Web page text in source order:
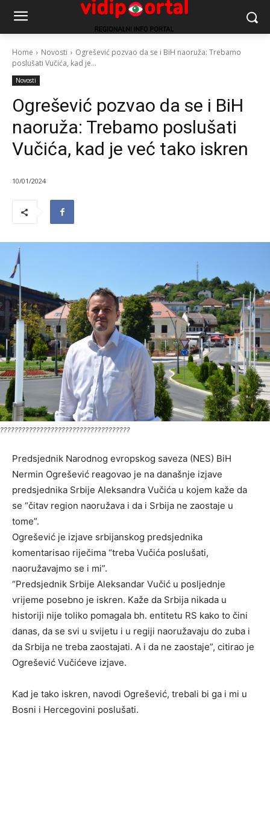
Home Novosti
Ogrešević pozvao da se i BiH naoruža: Trebamo
poslušati Vučića, kad je...
Novosti
Ogrešević pozvao da se i BiH
naoruža: Trebamo poslušati
Vučića, kad je već tako iskren
10/01/2024
????????????????????????????????????
Predsjednik Narodnog evropskog saveza (NES) BiH
Nermin Ogrešević reagovao je na današnje izjave
predsjednika Srbije Aleksandra Vučića u kojem kaže da
se “čitav region naoružava i da i Srbija ne zaostaje u
tome”.
Ogrešević je izjave srbijanskog predsjednika
komentarisao riječima “treba Vučića poslušati,
naoružavajmo se i mi”.
“Predsjednik Srbije Aleksandar Vučić u posljednje
vrijeme posebno je iskren. Kaže da Srbija nikada u
historiji nije toliko pomagala bh. entitetu RS kako to čini
danas, da se svi u svijetu i u regiji naoružavaju do zuba i
da Srbija ne treba zaostajati. A i da ne zaostaje”, citirao je
Ogrešević Vučićeve izjave.
Kad je tako iskren, navodi Ogrešević, trebali bi ga i mi u
Bosni i Hercegovini poslušati.